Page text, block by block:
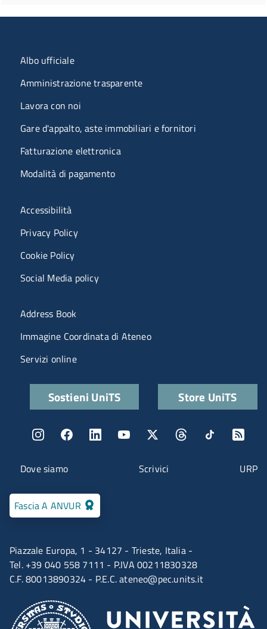
Piazzale Europa, 1 - 34127 - Trieste, Italia -
Tel. +39 040 558 7111 - P.IVA 00211830328
C.F. 80013890324 - P.E.C.ateneo@pec.units.it
Fascia A ANVUR
Menu contatti
Dove siamo Scrivici URP
Menu organizzazione
Albo ufficiale
Amministrazione trasparente
Lavora con noi
Gare d'appalto, aste immobiliari e fornitori
Fatturazione elettronica
Modalità di pagamento
Menù riferimenti
Accessibilità
Privacy Policy
Cookie Policy
Social Media policy
Menu portale
Address Book
Immagine Coordinata di Ateneo
Servizi online
Quick linksSostieni UniTS Store UniTS
Menu social